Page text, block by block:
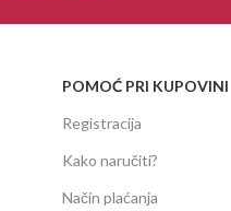
POMOĆ PRI KUPOVINI
Registracija
Kako naručiti?
Način plaćanja